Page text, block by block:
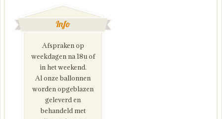
Info
Afspraken op
weekdagen na 18u of
in het weekend.
Al onze ballonnen
worden opgeblazen
geleverd en
behandeld met